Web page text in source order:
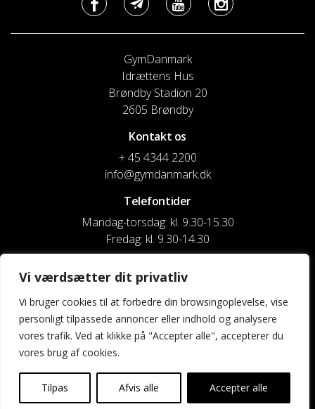
Vi værdsætter dit privatliv
Vi bruger cookies til at forbedre din browsingoplevelse, vise
personligt tilpassede annoncer eller indhold og analysere
vores trafik. Ved at klikke på "Accepter alle", accepterer du
vores brug af cookies.
Tilpas Afvis alle Accepter alle
GymDanmark
Idrættens Hus
Brøndby Stadion 20
2605 Brøndby
Kontakt os
+ 45 4344 2200
info@gymdanmark.dk
Telefontider
Mandag-torsdag: kl. 9.30-15.30
Fredag: kl. 9.30-14.30
CVR nr. 20916818
Reg. & Kontonr.: 4180 3119119022
Privatlivspolitik og cookies
Kontakt os
Kalender